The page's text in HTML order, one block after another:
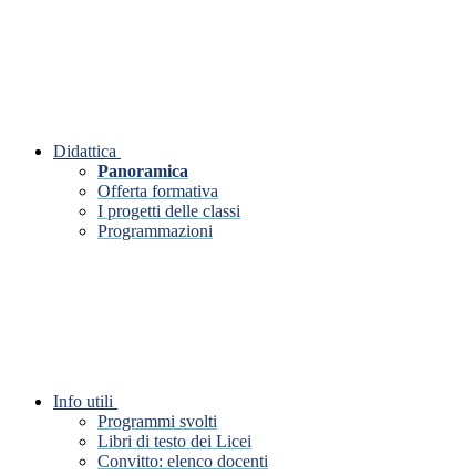
Didattica
Panoramica
Offerta formativa
I progetti delle classi
Programmazioni
Info utili
Programmi svolti
Libri di testo dei Licei
Convitto: elenco docenti